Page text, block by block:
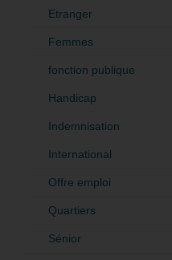
Etranger
Femmes
fonction publique
Handicap
Indemnisation
International
Offre emploi
Quartiers
Sénior